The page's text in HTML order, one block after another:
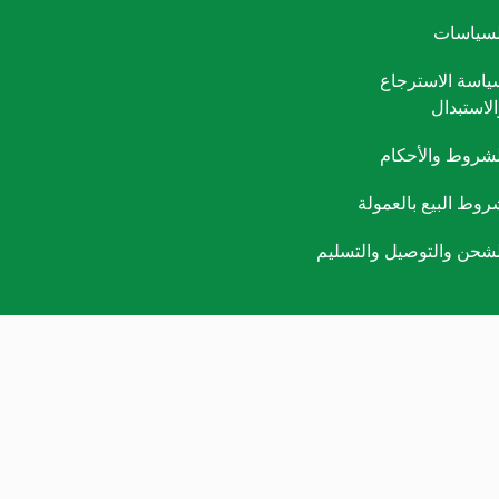
الاسترجاع
والأحكام
البيع بالعمولة
والتوصيل والتسليم